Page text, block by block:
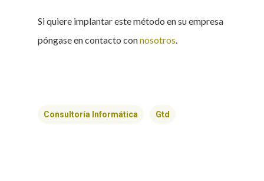
Si quiere implantar este método en su empresa
póngase en contacto connosotros.
Consultoría Informática Gtd